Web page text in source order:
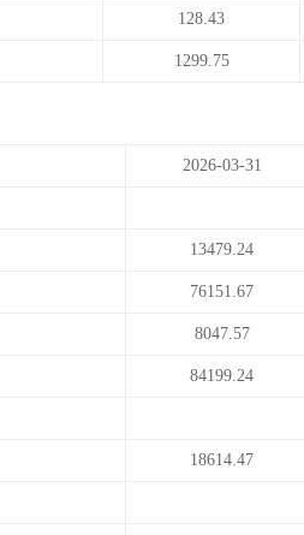
128.43
1299.75
2026-03-31
13479.24
76151.67
8047.57
84199.24
18614.47